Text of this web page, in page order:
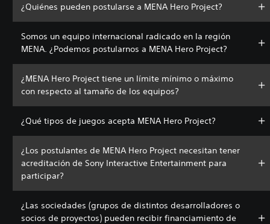
¿Quiénes pueden postularse a MENA Hero Project?
Somos un equipo internacional radicado en la región
MENA. ¿Podemos postularnos a MENA Hero Project?
¿MENA Hero Project tiene un límite mínimo o máximo
con respecto al tamaño de los equipos?
¿Qué tipos de juegos acepta MENA Hero Project?
¿Los postulantes de MENA Hero Project necesitan tener
acreditación de Sony Interactive Entertainment para
participar?
¿Las sociedades (grupos de distintos desarrolladores o
socios de proyectos) pueden recibir financiamiento de